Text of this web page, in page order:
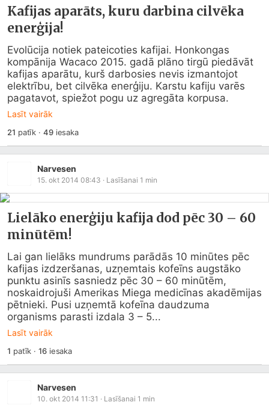
Kafijas aparāts, kuru darbina cilvēka
enerģija!
Evolūcija notiek pateicoties kafijai. Honkongas
kompānija Wacaco 2015. gadā plāno tirgū piedāvāt
kafijas aparātu, kurš darbosies nevis izmantojot
elektrību, bet cilvēka enerģiju. Karstu kafiju varēs
pagatavot, spiežot pogu uz agregāta korpusa.
Lasīt vairāk
21 patīk · 49iesaka
Narvesen
15. okt 2014 08:43 · Lasīšanai 1 min
Lielāko enerģiju kafija dod pēc 30 – 60
minūtēm!
Lai gan lielāks mundrums parādās 10 minūtes pēc
kafijas izdzeršanas, uzņemtais kofeīns augstāko
punktu asinīs sasniedz pēc 30 – 60 minūtēm,
noskaidrojuši Amerikas Miega medicīnas akadēmijas
pētnieki. Pusi uzņemtā kofeīna daudzuma
organisms parasti izdala 3 – 5...
Lasīt vairāk
1 patīk ·16iesaka
Narvesen
10. okt 2014 11:31 · Lasīšanai 1 min